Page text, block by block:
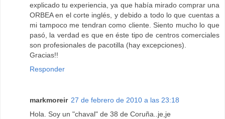
explicado tu experiencia, ya que había mirado comprar una
ORBEA en el corte inglés, y debido a todo lo que cuentas a
mi tampoco me tendran como cliente. Siento mucho lo que
pasó, la verdad es que en éste tipo de centros comerciales
son profesionales de pacotilla (hay excepciones).
Gracias!!
Responder
markmoreir 27 de febrero de 2010 a las 23:18
Hola. Soy un "chaval" de 38 de Coruña..je,je